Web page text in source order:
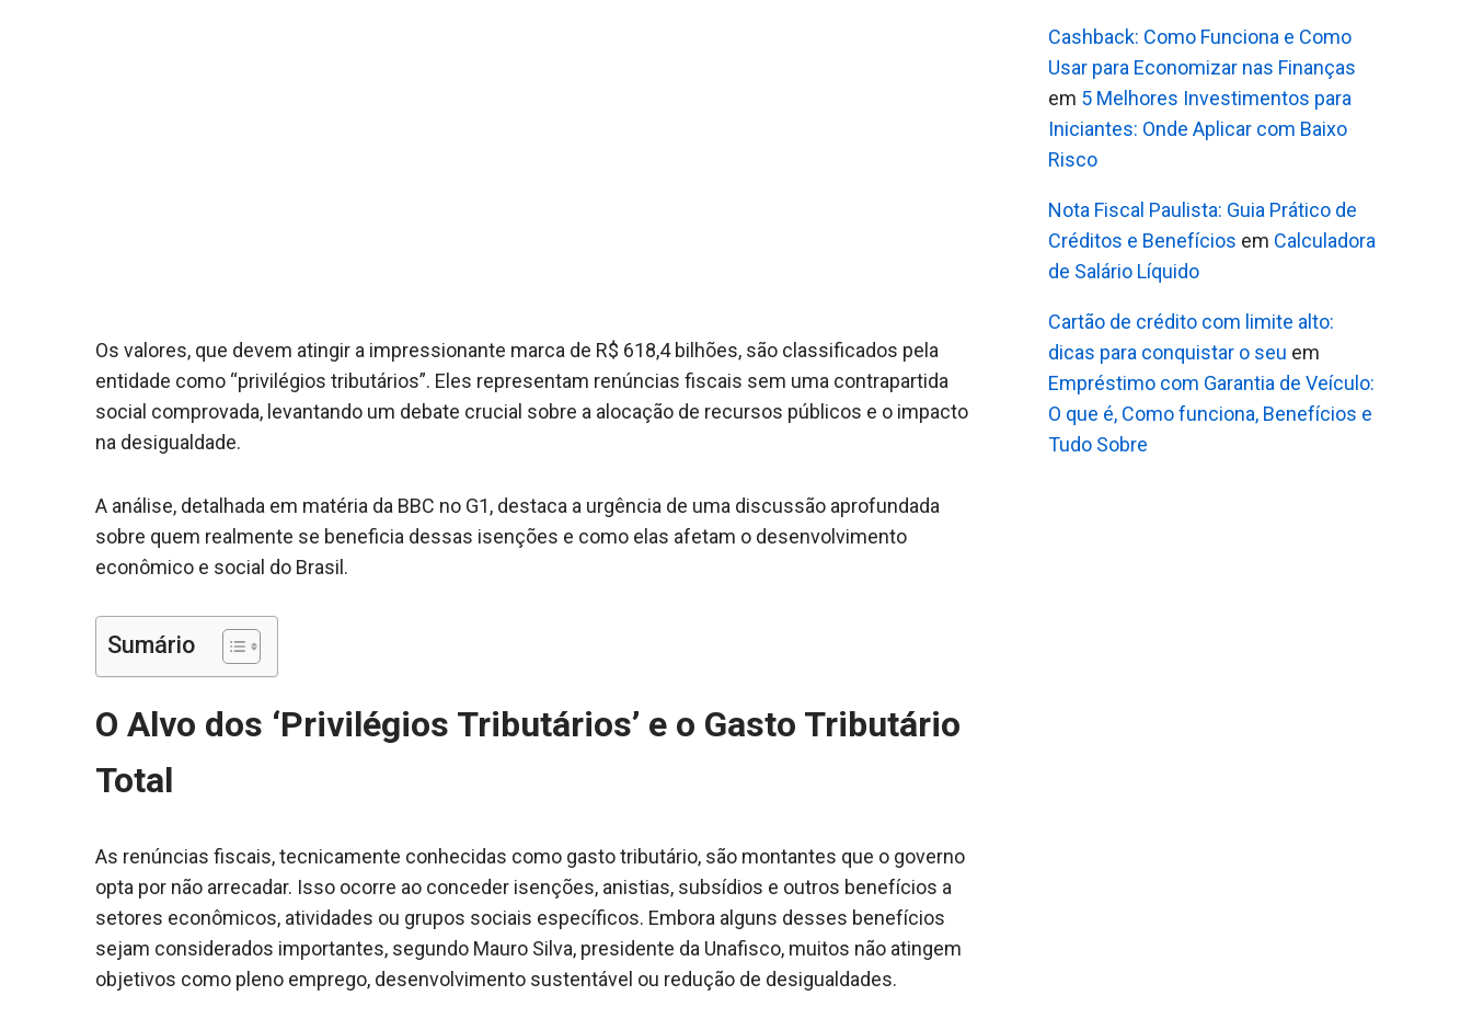
Os valores, que devem atingir a impressionante marca de R$ 618,4 bilhões, são classificados pela
entidade como “privilégios tributários”. Eles representam renúncias fiscais sem uma contrapartida
social comprovada, levantando um debate crucial sobre a alocação de recursos públicos e o impacto
na desigualdade.
A análise, detalhada em matéria da BBC no G1, destaca a urgência de uma discussão aprofundada
sobre quem realmente se beneficia dessas isenções e como elas afetam o desenvolvimento
econômico e social do Brasil.
Sumário
O Alvo dos ‘Privilégios Tributários’ e o Gasto Tributário
Total
As renúncias fiscais, tecnicamente conhecidas como gasto tributário, são montantes que o governo
opta por não arrecadar. Isso ocorre ao conceder isenções, anistias, subsídios e outros benefícios a
setores econômicos, atividades ou grupos sociais específicos. Embora alguns desses benefícios
sejam considerados importantes, segundo Mauro Silva, presidente da Unafisco, muitos não atingem
objetivos como pleno emprego, desenvolvimento sustentável ou redução de desigualdades.
Cashback: Como Funciona e Como
Usar para Economizar nas Finanças
em 5 Melhores Investimentos para
Iniciantes: Onde Aplicar com Baixo
Risco
Nota Fiscal Paulista: Guia Prático de
Créditos e Benefícios em Calculadora
de Salário Líquido
Cartão de crédito com limite alto:
dicas para conquistar o seu em
Empréstimo com Garantia de Veículo:
O que é, Como funciona, Benefícios e
Tudo Sobre